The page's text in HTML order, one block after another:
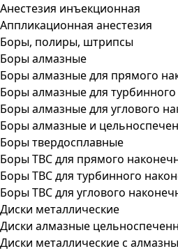
Анестезия инъекционная
Аппликационная анестезия
Боры, полиры, штрипсы
Боры алмазные
Боры алмазные для прямого
Боры алмазные для
Боры алмазные для углового
Боры алмазные и
Боры твердосплавные
Боры ТВС для прямого
Боры ТВС для турбинного
Боры ТВС для углового
Диски металлические
Диски алмазные
Диски металлические с